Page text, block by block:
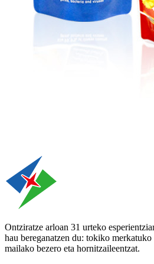
Ontziratze arloan 31 urteko
hau bereganatzen du: tokiko
mailako bezero eta hornitzaileentzat.